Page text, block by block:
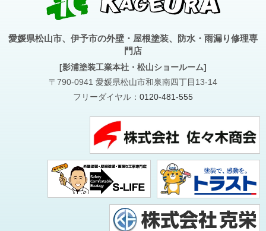
愛媛県松山市、伊予市の外壁・屋根塗装、防水・雨漏り修理専
門店
[影浦塗装工業本社・松山ショールーム]
〒790-0941 愛媛県松山市和泉南四丁目13-14
フリーダイヤル： 0120-481-555